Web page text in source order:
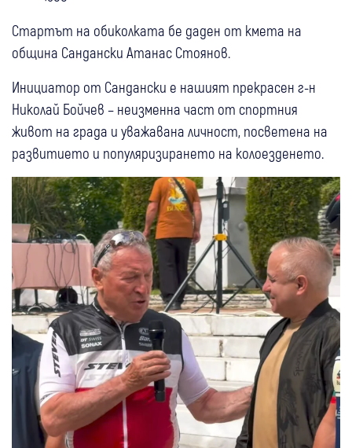
Стартът на обиколката бе даден от кмета на
община Сандански Атанас Стоянов.
Инициатор от Сандански е нашият прекрасен г-н
Николай Бойчев – неизменна част от спортния
живот на града и уважавана личност, посветена на
развитието и популяризирането на колоезденето.